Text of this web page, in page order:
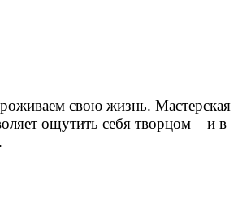
свою жизнь. Мастерская
ощутить себя творцом – и в